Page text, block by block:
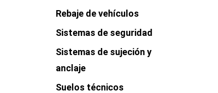
Rebaje de vehículos
Sistemas de seguridad
Sistemas de sujeción y
anclaje
Suelos técnicos